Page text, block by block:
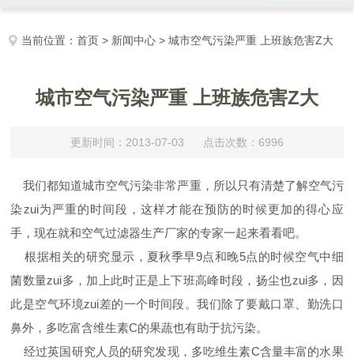
当前位置：首页 > 新闻中心 > 城市空气污染严重 上班族危害Z大
城市空气污染严重 上班族危害Z大
更新时间：2013-07-03 点击次数：6996
我们都知道城市空气污染非常严重，所以只有清楚了解空气污
染zui为严重的时间段，这样才能在预防的时候更加的得心应
手，现在就和空气过滤器生产厂家的专家一起来看看吧。
根据相关的研究显示，夏秋季早9点和晚5点的时候空气中细
菌数量zui多，加上此时正是上下班高峰时段，扬尘也zui多，因
此是空气环境zui差的一个时间段。我们除了要戴口罩、勤洗口
鼻外，多吃富含维生素C的果蔬也有助于抗污染。
经过英国研究人员的研究发现，多吃维生素C含量丰富的水果